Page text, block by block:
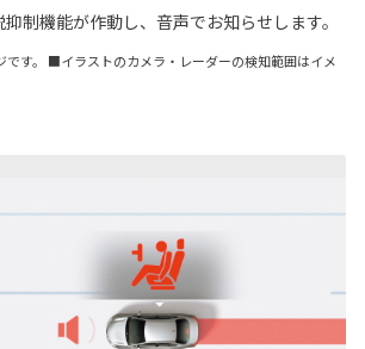
制機能が作動し、音声でお知らせします。
す。 ■イラストのカメラ・レーダーの検知範囲はイメ